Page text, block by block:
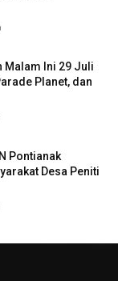
Malam Ini 29 Juli
Planet, dan
Pontianak
Desa Peniti